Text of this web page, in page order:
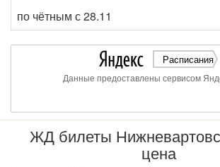
по чётным с 28.11
Расписания
Данные предоставлены сервисом
ЖД билеты
цена